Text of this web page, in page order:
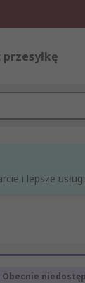
przesyłkę
i lepsze
Obecnie